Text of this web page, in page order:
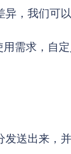
，我们可
需求，自定
送出来，